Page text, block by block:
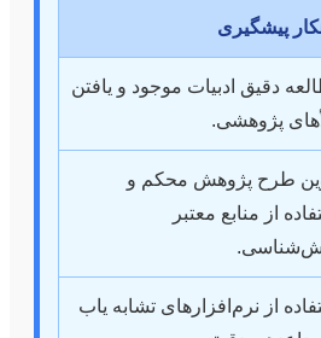
پیشگیری
دقیق ادبیات موجود و یافتن
پژوهشی.
طرح پژوهش محکم و
از منابع معتبر
از نرم‌افزارهای تشابه یاب